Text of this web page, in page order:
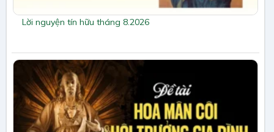
Lời nguyện tín hữu tháng 8.2026